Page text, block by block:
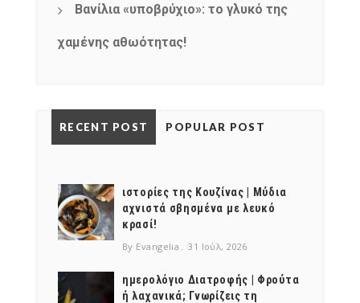
Βανίλια «υποβρύχιο»: το γλυκό της
χαμένης αθωότητας!
RECENT POST POPULAR POST
ιστορίες της Κουζίνας | Μύδια
αχνιστά σβησμένα με λευκό
κρασί!
By Evangelia 31 Ιούλ, 2026
ημερολόγιο Διατροφής | Φρούτα
ή λαχανικά; Γνωρίζεις τη